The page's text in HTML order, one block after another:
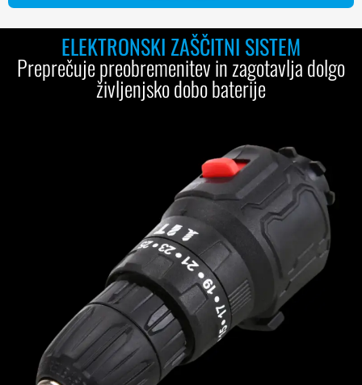
ELEKTRONSKI ZAŠČITNI SISTEM
Preprečuje preobremenitev in zagotavlja dolgo
življenjsko dobo baterije